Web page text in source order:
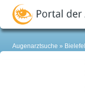
Augenarztsuche